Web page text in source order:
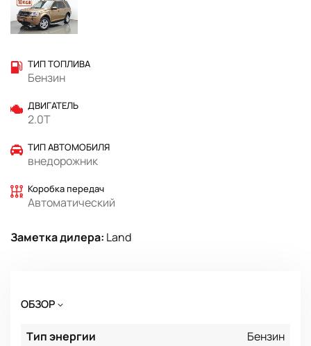
ТИП ТОПЛИВА
Бензин
ДВИГАТЕЛЬ
2.0T
ТИП АВТОМОБИЛЯ
внедорожник
Коробка передач
Автоматический
Заметка дилера: Land
ОБЗОР
Тип энергии
Бензин